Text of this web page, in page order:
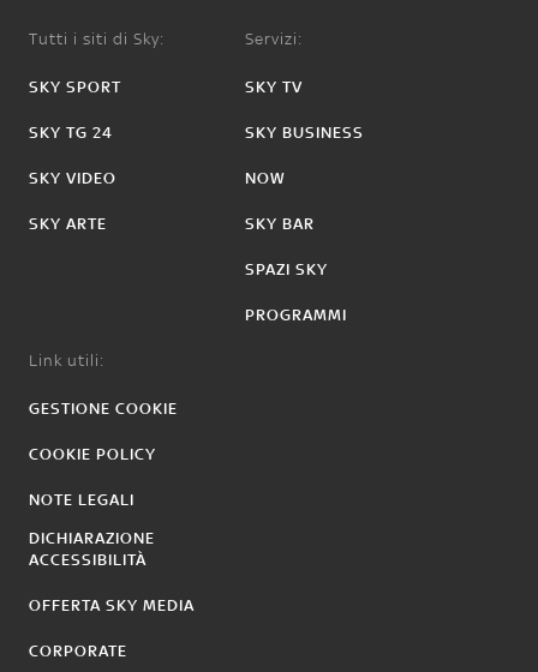
Tutti i siti di Sky:
SKY SPORT
SKY TG 24
SKY VIDEO
SKY ARTE
Servizi:
SKY TV
SKY BUSINESS
NOW
SKY BAR
SPAZI SKY
PROGRAMMI
Link utili:
GESTIONE COOKIE
COOKIE POLICY
NOTE LEGALI
DICHIARAZIONE
ACCESSIBILITÀ
OFFERTA SKY MEDIA
CORPORATE